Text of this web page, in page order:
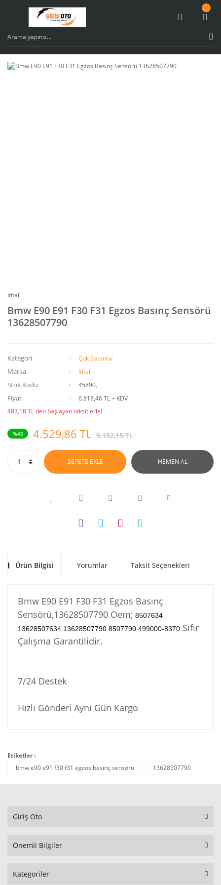
İthal
Bmw E90 E91 F30 F31 Egzos Basınç Sensörü
13628507790
Kategori Çok Satanlar
Marka İthal
Stok Kodu 45890,
Fiyat
6.818,46 TL + KDV
483,18 TL den başlayan taksitlerle!
%45 4.529,86 TL 8.182,15 TL
SEPETE EKLE HEMEN AL
Ürün Bilgisi Yorumlar Taksit Seçenekleri
Bmw E90 E91 F30 F31 Egzos Basınç
Sensörü,13628507790 Oem; 8507634
13628507634 13628507790 8507790 499000-8370 Sıfır
Çalışma Garantilidir.
7/24 Destek
Hızlı Gönderi Aynı Gün Kargo
Etiketler :
bmw e90 e91 f30 f31 egzos basınç sensörü
13628507790
Giriş Oto
Önemli Bilgiler
Kategoriler